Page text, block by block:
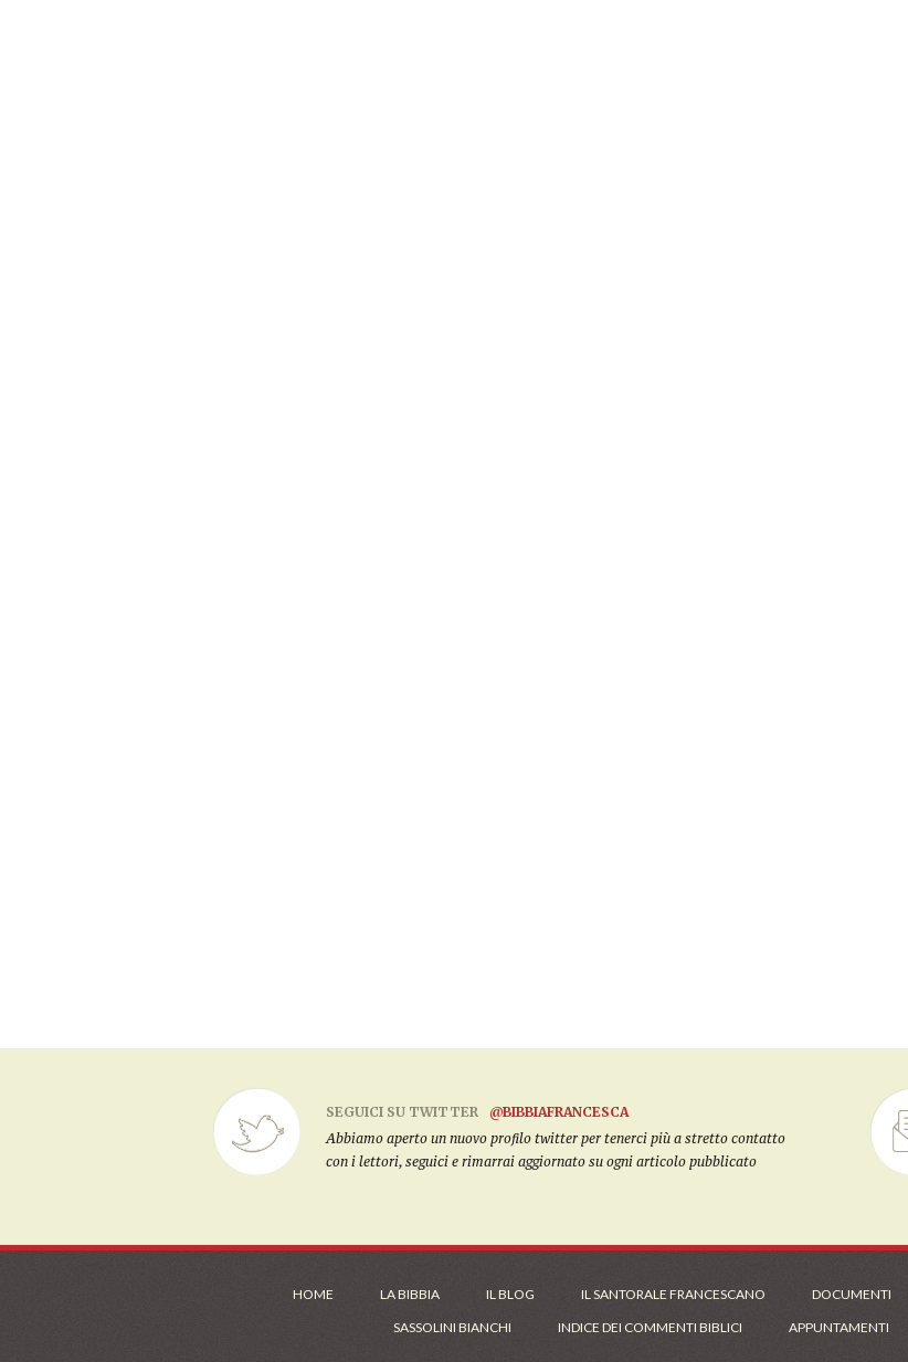
SEGUICI SU TWITTER
@BIBBIAFRANCESCA
Abbiamo aperto un nuovo profilo twitter per tenerci più a stretto contatto
con i lettori, seguici e rimarrai aggiornato su ogni articolo pubblicato
HOME LA BIBBIA IL BLOG IL SANTORALE FRANCESCANO DOCUMENTI
SASSOLINI BIANCHI
INDICE DEI COMMENTI BIBLICI APPUNTAMENTI